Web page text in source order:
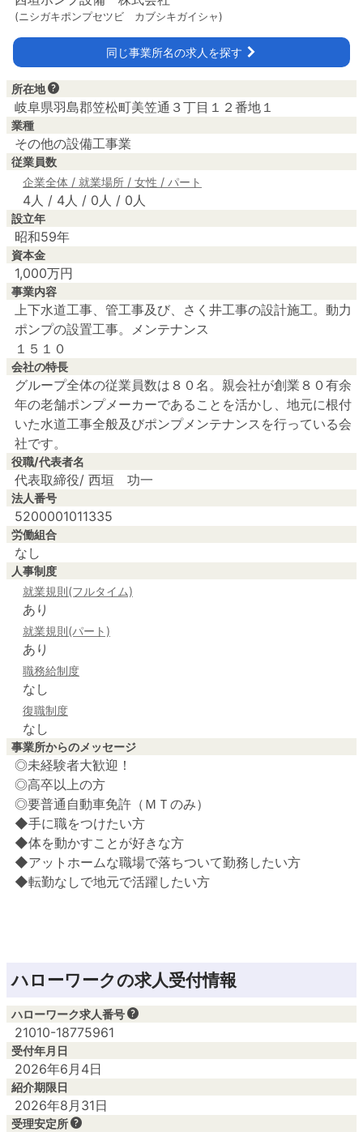
(ニシガキポンプセツビ カブシキガイシャ)
同じ事業所名の求人を探す
所在地
岐阜県羽島郡笠松町美笠通３丁目１２番地１
業種
その他の設備工事業
従業員数
企業全体 / 就業場所 / 女性 / パート
4人 / 4人 / 0人 / 0人
設立年
昭和59年
資本金
1,000万円
事業内容
上下水道工事、管工事及び、さく井工事の設計施工。動力
ポンプの設置工事。メンテナンス
１５１０
会社の特長
グループ全体の従業員数は８０名。親会社が創業８０有余
年の老舗ポンプメーカーであることを活かし、地元に根付
いた水道工事全般及びポンプメンテナンスを行っている会
役職/代表者名
代表取締役/ 西垣 功一
法人番号
5200001011335
労働組合
なし
人事制度
就業規則(フルタイム)
あり
就業規則(パート)
あり
職務給制度
なし
復職制度
なし
事業所からのメッセージ
◎未経験者大歓迎！
◎高卒以上の方
◎要普通自動車免許（ＭＴのみ）
◆手に職をつけたい方
◆体を動かすことが好きな方
◆アットホームな職場で落ちついて勤務したい方
ハローワークの求人受付情報
ハローワーク求人番号
21010-18775961
受付年月日
2026年6月4日
紹介期限日
2026年8月31日
受理安定所